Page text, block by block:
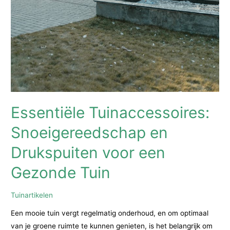
Essentiële Tuinaccessoires:
Snoeigereedschap en
Drukspuiten voor een
Gezonde Tuin
Tuinartikelen
Een mooie tuin vergt regelmatig onderhoud, en om optimaal
van je groene ruimte te kunnen genieten, is het belangrijk om